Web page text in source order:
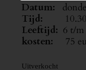
Datum:
Tijd: 10.30
Leeftijd: 6 t/m
kosten:
75
Uitverkocht